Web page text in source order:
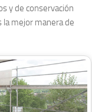
y de conservación
la mejor manera de